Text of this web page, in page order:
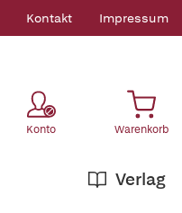
Kontakt Impressum
Konto Warenkorb
Verlag